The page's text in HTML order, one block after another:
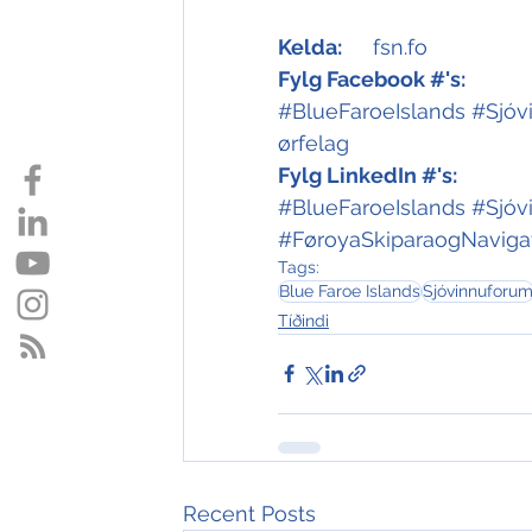
Kelda:
	fsn.fo
Fylg Facebook #'s:
#BlueFaroeIslands
ørfelag
Fylg LinkedIn #'s:
#BlueFaroeIslands
Tags:
Blue Faroe IslandsSjóvinnuforum
Tíðindi
Recent Posts